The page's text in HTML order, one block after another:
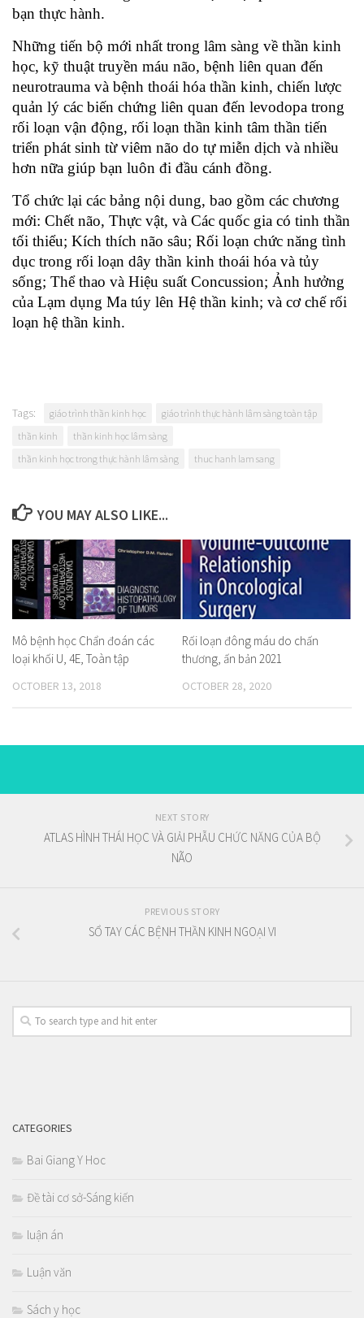
bạn thực hành.
Những tiến bộ mới nhất trong lâm sàng về thần kinh
học, kỹ thuật truyền máu não, bệnh liên quan đến
neurotrauma và bệnh thoái hóa thần kinh, chiến lược
quản lý các biến chứng liên quan đến levodopa trong
rối loạn vận động, rối loạn thần kinh tâm thần tiến
triển phát sinh từ viêm não do tự miễn dịch và nhiều
hơn nữa giúp bạn luôn đi đầu cánh đồng.
Tổ chức lại các bảng nội dung, bao gồm các chương
mới: Chết não, Thực vật, và Các quốc gia có tinh thần
tối thiểu; Kích thích não sâu; Rối loạn chức năng tình
dục trong rối loạn dây thần kinh thoái hóa và tủy
sống; Thể thao và Hiệu suất Concussion; Ảnh hưởng
của Lạm dụng Ma túy lên Hệ thần kinh; và cơ chế rối
loạn hệ thần kinh.
Tags: giáo trình thần kinh học
giáo trình thực hành lâm sàng toàn tập
thần kinh
thần kinh học lâm sàng
thần kinh học trong thực hành lâm sàng
thuc hanh lam sang
YOU MAY ALSO LIKE...
Mô bệnh học Chẩn đoán các
loại khối U, 4E, Toàn tập
OCTOBER 13, 2018
Rối loạn đông máu do chấn
thương, ấn bản 2021
OCTOBER 28, 2020
NEXT STORY
ATLAS HÌNH THÁI HỌC VÀ GIẢI PHẪU CHỨC NĂNG CỦA BỘ
NÃO
PREVIOUS STORY
SỔ TAY CÁC BỆNH THẦN KINH NGOẠI VI
CATEGORIES
Bai Giang Y Hoc
Đề tài cơ sở-Sáng kiến
luận án
Luận văn
Sách y học